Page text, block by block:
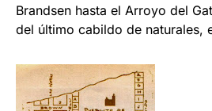
Brandsen hasta el Arroyo del
del último cabildo de naturales,